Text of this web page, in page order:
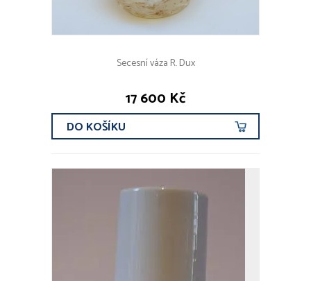
Secesní váza R. Dux
17 600 Kč
DO KOŠÍKU